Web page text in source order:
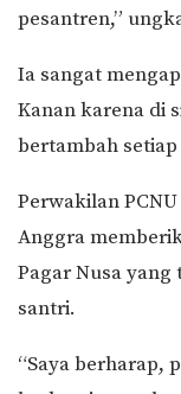
pesantren,”
Ia sangat
Kanan karena di
bertambah
Perwakilan
Anggra
Pagar Nusa
santri.
“Saya berharap,